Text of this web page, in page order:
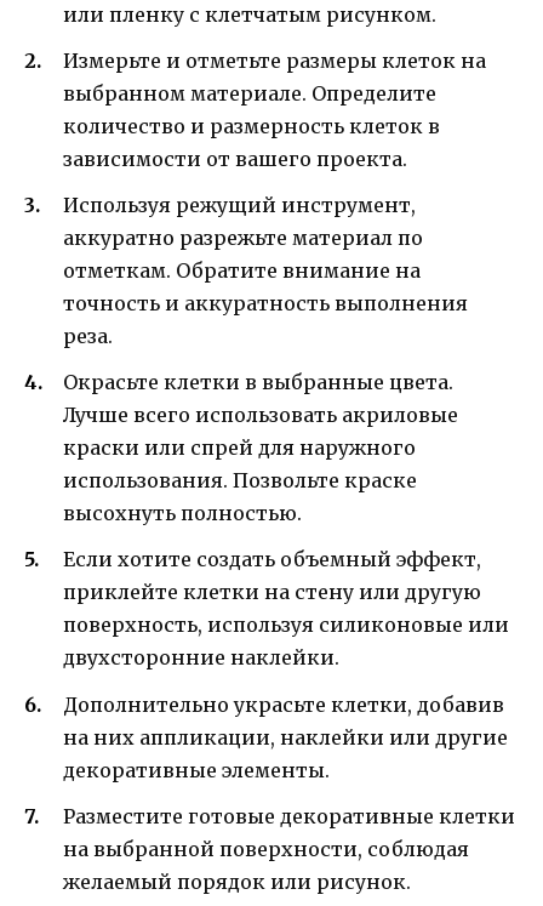
или пленку с клетчатым рисунком.
Измерьте и отметьте размеры клеток на
выбранном материале. Определите
количество и размерность клеток в
зависимости от вашего проекта.
Используя режущий инструмент,
аккуратно разрежьте материал по
отметкам. Обратите внимание на
точность и аккуратность выполнения
реза.
Окрасьте клетки в выбранные цвета.
Лучше всего использовать акриловые
краски или спрей для наружного
использования. Позвольте краске
высохнуть полностью.
Если хотите создать объемный эффект,
приклейте клетки на стену или другую
поверхность, используя силиконовые или
двухсторонние наклейки.
Дополнительно украсьте клетки, добавив
на них аппликации, наклейки или другие
декоративные элементы.
Разместите готовые декоративные клетки
на выбранной поверхности, соблюдая
желаемый порядок или рисунок.